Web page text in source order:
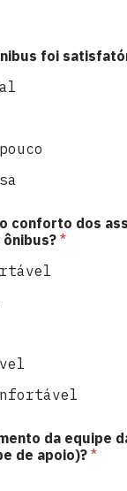
foi
conforto dos
*
da equipe
de apoio)?*